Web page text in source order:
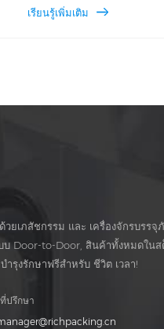
ชีพและด้านเทคนิคกลุ่มของเราได้
กส์เครื่อง 16b ตามลำดับใน PLC
เรียนรู้เพิ่มเติม
ยเภสัชกรรม และ เครื่องจักรบรร
บ Door-to-Door, สินค้าทั้งหมดในส
รุงรักษาฟรีสำหรับ ชีวิต เวลา!
ปรึกษา